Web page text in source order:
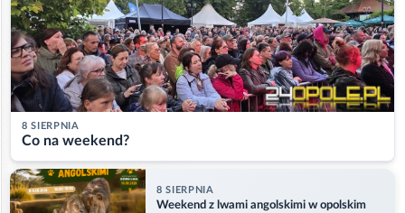
8 SIERPNIA
Co na weekend?
8 SIERPNIA
Weekend z lwami angolskimi w opolskim